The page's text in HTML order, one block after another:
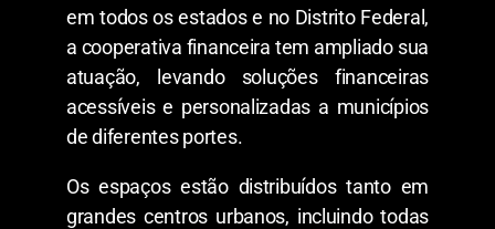
em todos os estados e no Distrito Federal,
a cooperativa financeira tem ampliado sua
atuação, levando soluções financeiras
acessíveis e personalizadas a municípios
de diferentes portes.
Os espaços estão distribuídos tanto em
grandes centros urbanos, incluindo todas